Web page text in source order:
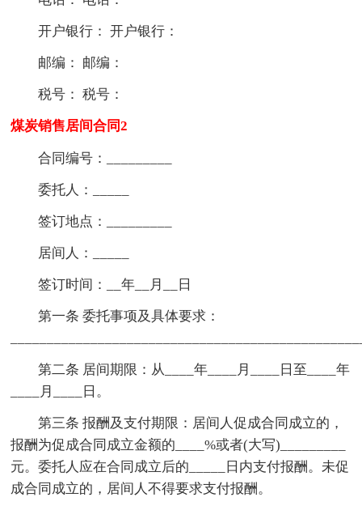
开户银行： 开户银行：
邮编： 邮编：
税号： 税号：
煤炭销售居间合同2
合同编号：_________
委托人：_____
签订地点：_________
居间人：_____
签订时间：__年__月__日
第一条 委托事项及具体要求：
第二条 居间期限：从____年____月____日至____年
____月____日。
第三条 报酬及支付期限：居间人促成合同成立的，
报酬为促成合同成立金额的____%或者(大写)_________
元。委托人应在合同成立后的_____日内支付报酬。未促
成合同成立的，居间人不得要求支付报酬。